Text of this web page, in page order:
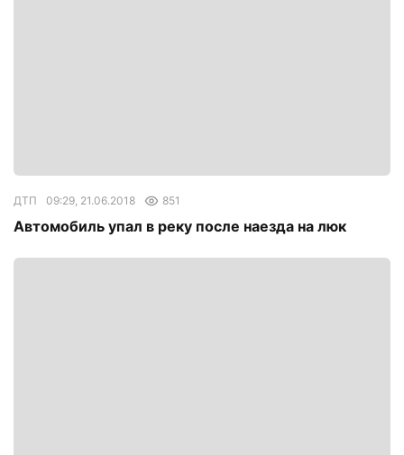
ДТП 09:29, 21.06.2018 851
Автомобиль упал в реку после наезда на люк